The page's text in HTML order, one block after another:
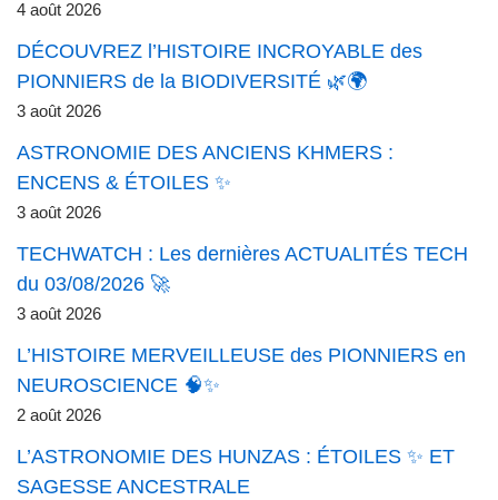
4 août 2026
DÉCOUVREZ l’HISTOIRE INCROYABLE des
PIONNIERS de la BIODIVERSITÉ 🌿🌍
3 août 2026
ASTRONOMIE DES ANCIENS KHMERS :
ENCENS & ÉTOILES ✨
3 août 2026
TECHWATCH : Les dernières ACTUALITÉS TECH
du 03/08/2026 🚀
3 août 2026
L’HISTOIRE MERVEILLEUSE des PIONNIERS en
NEUROSCIENCE 🧠✨
2 août 2026
L’ASTRONOMIE DES HUNZAS : ÉTOILES ✨ ET
SAGESSE ANCESTRALE